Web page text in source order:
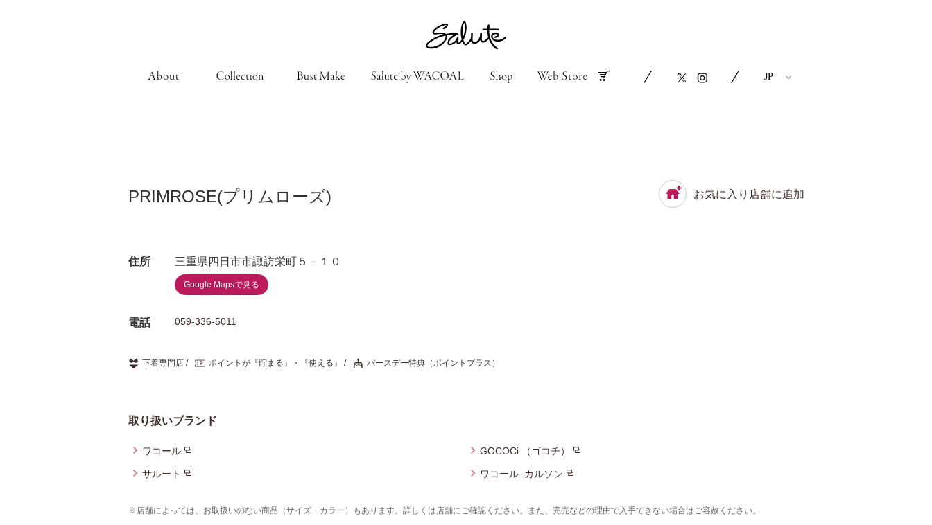
PRIMROSE(プリムローズ) お気に入り店舗に追加
住所 三重県四日市市諏訪栄町５－１０
Google Mapsで見る
電話 059-336-5011
下着専門店 ポイントが『貯まる』・『使える』 バースデー特典（ポイントプラス）
取り扱いブランド
ワコール GOCOCi （ゴコチ）
サルート ワコール_カルソン
※店舗によっては、お取扱いのない商品（サイズ・カラー）もあります。詳しくは店舗にご確認ください。また、完売などの理由で入手できない場合はご容赦ください。